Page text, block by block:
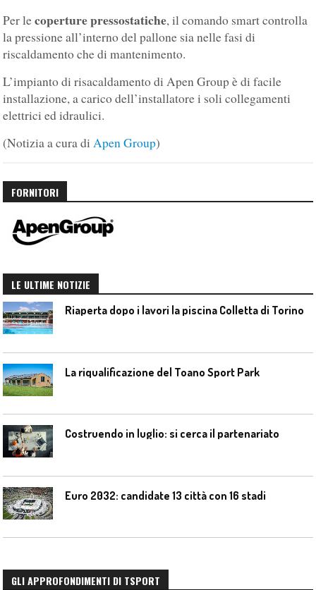
Per lecoperture pressostatiche, il comando smart controlla
la pressione all’interno del pallone sia nelle fasi di
riscaldamento che di mantenimento.
L’impianto di risacaldamento di Apen Group è di facile
installazione, a carico dell’installatore i soli collegamenti
elettrici ed idraulici.
(Notizia a cura diApen Group)
FORNITORI
LE ULTIME NOTIZIE
Riaperta dopo i lavori la piscina Colletta di Torino
La riqualificazione del Toano Sport Park
Costruendo in luglio: si cerca il partenariato
Euro 2032: candidate 13 città con 16 stadi
GLI APPROFONDIMENTI DI TSPORT